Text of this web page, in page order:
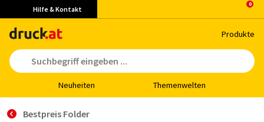
Hilfe & Kontakt
Pro­duk­te
Neu­hei­ten The­men­wel­ten
Bestpreis Folder